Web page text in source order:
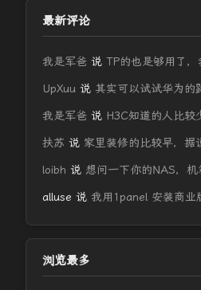
最新评论
我是军爸 说 TP的也是够用了
UpXuu 说 其实可以试试华为
我是军爸 说 H3C知道的人比
扶苏 说 家里装修的比较早，
loibh 说 想问一下你的NAS，
alluse 说 我用1panel 安装商
浏览最多